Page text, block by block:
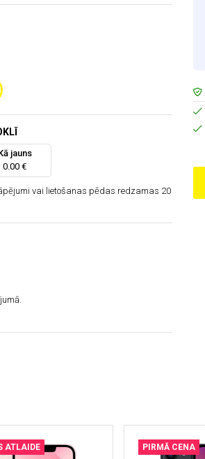
jauns
0.00 €
vai lietošanas pēdas redzamas 20
ATLAIDE PIRMĀ CENA